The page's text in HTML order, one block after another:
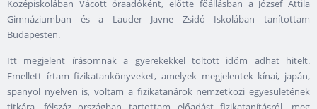
Középiskolában Vácott óraadóként, előtte főállásban a József Attila
Gimnáziumban és a Lauder Javne Zsidó Iskolá­ban tanítottam
Budapesten.
Itt megjelent írásomnak a gyerekekkel töltött időm adhat hitelt.
Emellett írtam fizikatankönyveket, amelyek megjelentek kínai, japán,
spanyol nyelven is, voltam a fizikatanárok nemzetközi egyesületének